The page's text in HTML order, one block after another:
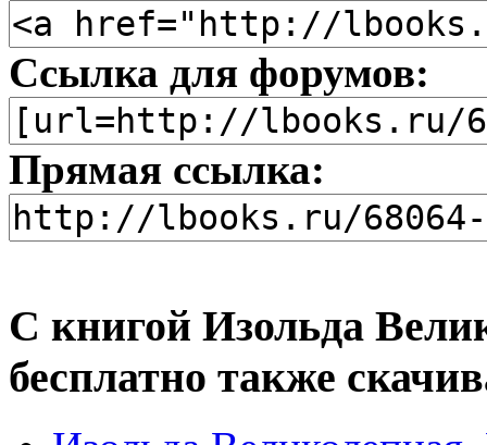
Ссылка для форумов:
Прямая ссылка:
С книгой Изольда
бесплатно также